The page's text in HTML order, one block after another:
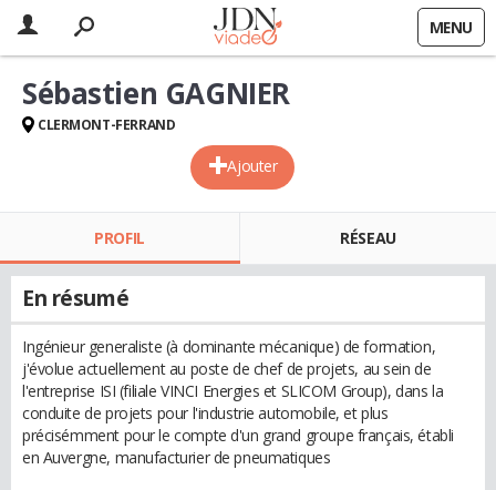
MENU
Ajouter
Sébastien GAGNIER
CLERMONT-FERRAND
PROFIL RÉSEAU
En résumé
Ingénieur generaliste (à dominante mécanique) de formation,
j'évolue actuellement au poste de chef de projets, au sein de
l'entreprise ISI (filiale VINCI Energies et SLICOM Group), dans la
conduite de projets pour l'industrie automobile, et plus
précisémment pour le compte d'un grand groupe français, établi
en Auvergne, manufacturier de pneumatiques